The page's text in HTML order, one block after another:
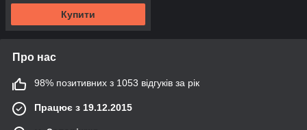
Купити
Про нас
98% позитивних з 1053 відгуків за рік
Працює з 19.12.2015